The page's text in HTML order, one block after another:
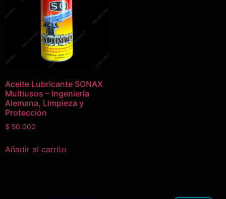
Aceite Lubricante SONAX
Multiusos – Ingeniería
Alemana, Limpieza y
Protección
$ 50.000
Añadir al carrito